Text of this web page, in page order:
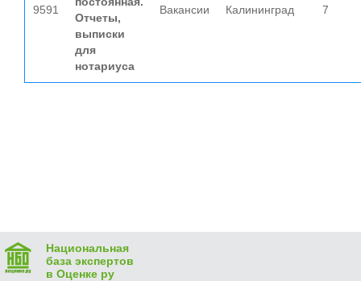
9591
Отчеты,
выписки
для
нотариуса
Вакансии Калининград 7
Национальная
база экспертов
в Оценке ру